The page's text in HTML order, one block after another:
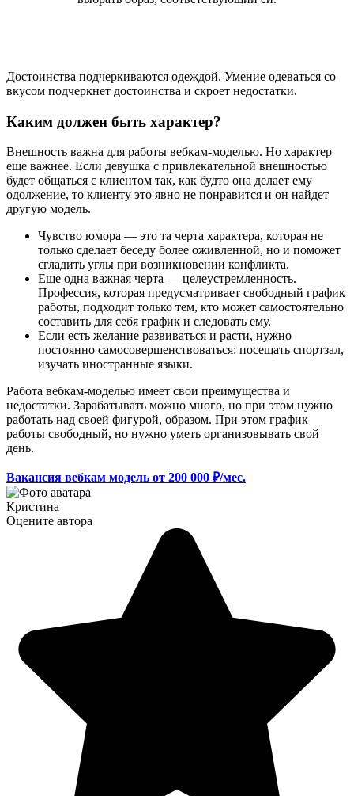
Достоинства подчеркиваются одеждой. Умение одеваться со
вкусом подчеркнет достоинства и скроет недостатки.
Каким должен быть характер?
Внешность важна для работы вебкам-моделью. Но характер
еще важнее. Если девушка с привлекательной внешностью
будет общаться с клиентом так, как будто она делает ему
одолжение, то клиенту это явно не понравится и он найдет
другую модель.
Чувство юмора — это та черта характера, которая не
только сделает беседу более оживленной, но и поможет
сгладить углы при возникновении конфликта.
Еще одна важная черта — целеустремленность.
Профессия, которая предусматривает свободный график
работы, подходит только тем, кто может самостоятельно
составить для себя график и следовать ему.
Если есть желание развиваться и расти, нужно
постоянно самосовершенствоваться: посещать спортзал,
изучать иностранные языки.
Работа вебкам-моделью имеет свои преимущества и
недостатки. Зарабатывать можно много, но при этом нужно
работать над своей фигурой, образом. При этом график
работы свободный, но нужно уметь организовывать свой
день.
Вакансия вебкам модель от 200 000 ₽/мес.
Кристина
Оцените автора